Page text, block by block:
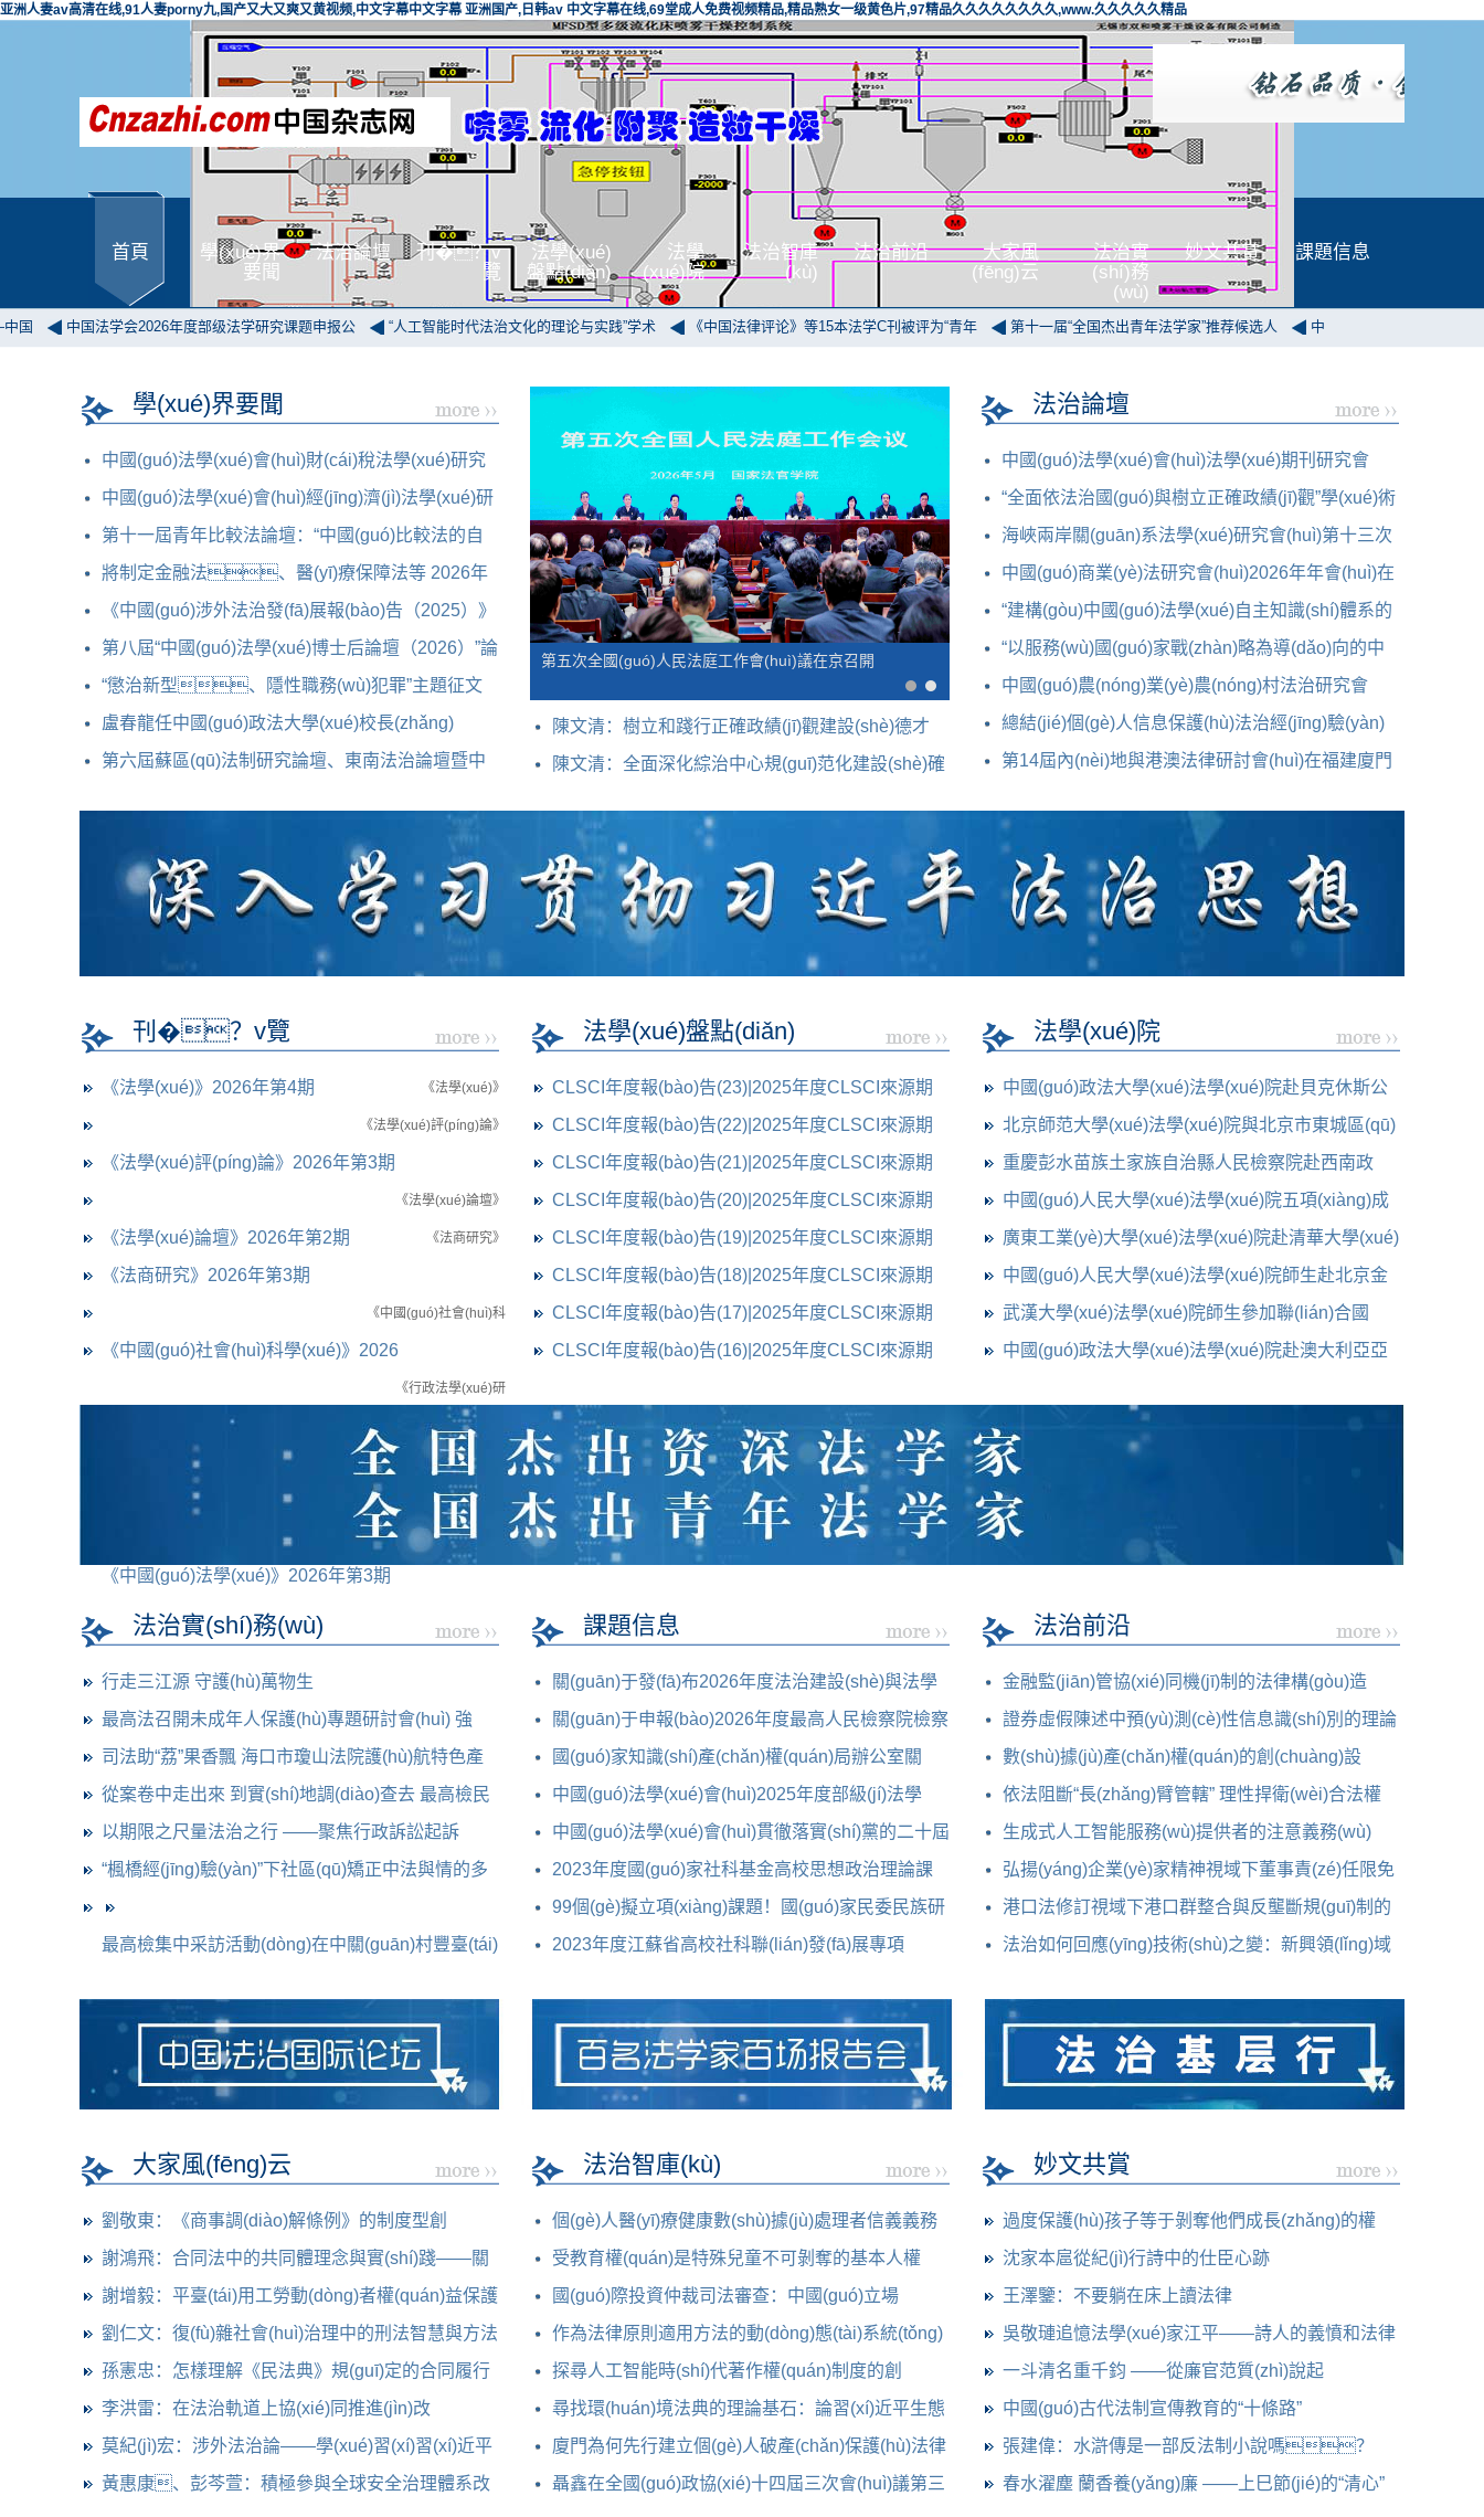
亚洲人妻av高清在线,91人妻porny九,国产又大又爽又黄视频,中文字幕中文字幕 亚洲国产,日韩av 中文字幕在线,69堂成人免费视频精品,精品熟女一级黄色片,97精品久久久久久久久久,www.久久久久久精品
首頁
學(xué)界
要聞
法治論壇
刊�？v
覽
法學(xué)
盤點(diǎn)
法學
(xué)院
法治智庫
(kù)
法治前沿
大家風
(fēng)云
法治實
(shí)務
(wù)
妙文共賞 課題信息
中国法学会2026年度部级法学研究课题申报公 “人工智能时代法治文化的理论与实践”学术 《中国法律评论》等15本法学C刊被评为“青年 第十一届“全国杰出青年法学家”推荐候选人 中国法学会保险法学研究会2026年
學(xué)界要聞
中國(guó)法學(xué)會(huì)財(cái)稅法學(xué)研究
會(huì)2026年年會(huì)預(yù)通知
中國(guó)法學(xué)會(huì)經(jīng)濟(jì)法學(xué)研
究會(huì)2026年年會(huì)暨第三十四
第十一屆青年比較法論壇：“中國(guó)比較法的自
主與
將制定金融法、醫(yī)療保障法等 2026年
度立法工作計(jì)
《中國(guó)涉外法治發(fā)展報(bào)告（2025）》
總報(bào)告發(fā)布
第八屆“中國(guó)法學(xué)博士后論壇（2026）”論
文征集
“懲治新型、隱性職務(wù)犯罪”主題征文
啟事
盧春龍任中國(guó)政法大學(xué)校長(zhǎng)
第六屆蘇區(qū)法制研究論壇、東南法治論壇暨中
未成年人檢察工作40周年座談會(huì)在上海召開
陳文清：樹立和踐行正確政績(jī)觀建設(shè)德才
兼?zhèn)涞母?/a>
陳文清：全面深化綜治中心規(guī)范化建設(shè)確
法治論壇
中國(guó)法學(xué)會(huì)法學(xué)期刊研究會
(huì)2026年年會(huì)在山西太原
“全面依法治國(guó)與樹立正確政績(jī)觀”學(xué)術
(shù)研討會(huì)在
海峽兩岸關(guān)系法學(xué)研究會(huì)第十三次
學(xué)術(shù)年會(huì)在陜西
中國(guó)商業(yè)法研究會(huì)2026年年會(huì)在
陜西西安召開
“建構(gòu)中國(guó)法學(xué)自主知識(shí)體系的
北大探索”專題研
“以服務(wù)國(guó)家戰(zhàn)略為導(dǎo)向的中
國(guó)法學(xué)自主知識(shí)體系
中國(guó)農(nóng)業(yè)農(nóng)村法治研究會
(huì)會(huì)員代表大會(huì)在京召開
總結(jié)個(gè)人信息保護(hù)法治經(jīng)驗(yàn)
彰顯數(shù)字治理中國(guó)智慧
第14屆內(nèi)地與港澳法律研討會(huì)在福建廈門
刊�？v覽
《法學(xué)》
《法學(xué)》2026年第4期
《法學(xué)評(píng)論》
《法學(xué)評(píng)論》2026年第3期
《法學(xué)論壇》
《法學(xué)論壇》2026年第2期 《法商研究》
《法商研究》2026年第3期
《中國(guó)社會(huì)科
《中國(guó)社會(huì)科學(xué)》2026
《行政法學(xué)研
《行政法學(xué)研究》2026年第3期
《法學(xué)雜志》
《法學(xué)雜志》2026年第3期
《中國(guó)法學(xué)》
《中國(guó)法學(xué)》2026年第3期
法學(xué)盤點(diǎn)
CLSCI年度報(bào)告(23)|2025年度CLSCI來源期
刊社會(huì)
CLSCI年度報(bào)告(22)|2025年度CLSCI來源期
刊國(guó)際
CLSCI年度報(bào)告(21)|2025年度CLSCI來源期
刊知識(shí)
CLSCI年度報(bào)告(20)|2025年度CLSCI來源期
刊環(huán)境
CLSCI年度報(bào)告(19)|2025年度CLSCI來源期
刊民事
CLSCI年度報(bào)告(18)|2025年度CLSCI來源期
刊刑事
CLSCI年度報(bào)告(17)|2025年度CLSCI來源期
刊刑法
CLSCI年度報(bào)告(16)|2025年度CLSCI來源期
法學(xué)院
中國(guó)政法大學(xué)法學(xué)院赴貝克休斯公
司參觀交流
北京師范大學(xué)法學(xué)院與北京市東城區(qū)
人民法院開
重慶彭水苗族土家族自治縣人民檢察院赴西南政
中國(guó)人民大學(xué)法學(xué)院五項(xiàng)成
果 榮獲第十屆教育部
廣東工業(yè)大學(xué)法學(xué)院赴清華大學(xué)
法學(xué)院開展交流
中國(guó)人民大學(xué)法學(xué)院師生赴北京金
融法院參訪交
武漢大學(xué)法學(xué)院師生參加聯(lián)合國
(guó)外空委法律小組
中國(guó)政法大學(xué)法學(xué)院赴澳大利亞亞
法治實(shí)務(wù)
行走三江源 守護(hù)萬物生
最高法召開未成年人保護(hù)專題研討會(huì) 強
(qiáng)化協(xié)同
司法助“荔”果香飄 海口市瓊山法院護(hù)航特色產
(chǎn)
從案卷中走出來 到實(shí)地調(diào)查去 最高檢民
事檢察
以期限之尺量法治之行 ——聚焦行政訴訟起訴
“楓橋經(jīng)驗(yàn)”下社區(qū)矯正中法與情的多
元糾紛解
最高檢集中采訪活動(dòng)在中關(guān)村豐臺(tái)
課題信息
關(guān)于發(fā)布2026年度法治建設(shè)與法學
(xué)理論研究 部級(jí)
關(guān)于申報(bào)2026年度最高人民檢察院檢察
理論研究
國(guó)家知識(shí)產(chǎn)權(quán)局辦公室關
(guān)于申報(bào)2026年度課題研
中國(guó)法學(xué)會(huì)2025年度部級(jí)法學
(xué)研究課題申報(bào)公告
中國(guó)法學(xué)會(huì)貫徹落實(shí)黨的二十屆
三中全會(huì)精神專
2023年度國(guó)家社科基金高校思想政治理論課
研究
99個(gè)擬立項(xiàng)課題！國(guó)家民委民族研
究項(xiàng)目2023年
2023年度江蘇省高校社科聯(lián)發(fā)展專項
法治前沿
金融監(jiān)管協(xié)同機(jī)制的法律構(gòu)造
證券虛假陳述中預(yù)測(cè)性信息識(shí)別的理論
展開
數(shù)據(jù)產(chǎn)權(quán)的創(chuàng)設
(shè)基礎(chǔ)與制度功能
依法阻斷“長(zhǎng)臂管轄” 理性捍衛(wèi)合法權
(quán)益
生成式人工智能服務(wù)提供者的注意義務(wù)
弘揚(yáng)企業(yè)家精神視域下董事責(zé)任限免
機(jī)制的規(guī)范
港口法修訂視域下港口群整合與反壟斷規(guī)制的
協(xié)
法治如何回應(yīng)技術(shù)之變：新興領(lǐng)域
大家風(fēng)云
劉敬東：《商事調(diào)解條例》的制度型創
(chuàng)新及其意
謝鴻飛：合同法中的共同體理念與實(shí)踐——關
(guān)系
謝增毅：平臺(tái)用工勞動(dòng)者權(quán)益保護
(hù)立法模式的比
劉仁文：復(fù)雜社會(huì)治理中的刑法智慧與方法
孫憲忠：怎樣理解《民法典》規(guī)定的合同履行
不
李洪雷：在法治軌道上協(xié)同推進(jìn)改
革、發(fā)展、穩(wěn)
莫紀(jì)宏：涉外法治論——學(xué)習(xí)習(xí)近平
法治思想關(guān)
黃惠康、彭芩萱：積極參與全球安全治理體系改
法治智庫(kù)
個(gè)人醫(yī)療健康數(shù)據(jù)處理者信義義務
(wù)的證成與制度
受教育權(quán)是特殊兒童不可剝奪的基本人權
(quán)
國(guó)際投資仲裁司法審查：中國(guó)立場
(chǎng)檢視與制度構(gòu)
作為法律原則適用方法的動(dòng)態(tài)系統(tǒng)
論研究
探尋人工智能時(shí)代著作權(quán)制度的創
(chuàng)新路徑
尋找環(huán)境法典的理論基石：論習(xí)近平生態
(tài)文明思
廈門為何先行建立個(gè)人破產(chǎn)保護(hù)法律
制度
聶鑫在全國(guó)政協(xié)十四屆三次會(huì)議第三
妙文共賞
過度保護(hù)孩子等于剝奪他們成長(zhǎng)的權
(quán)利
沈家本扈從紀(jì)行詩中的仕臣心跡
王澤鑒：不要躺在床上讀法律
吳敬璉追憶法學(xué)家江平——詩人的義憤和法律
人
一斗清名重千鈞 ——從廉官范質(zhì)說起
中國(guó)古代法制宣傳教育的“十條路”
張建偉：水滸傳是一部反法制小說嗎？
春水濯塵 蘭香養(yǎng)廉 ——上巳節(jié)的“清心”